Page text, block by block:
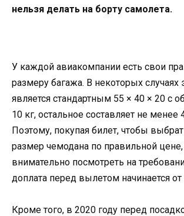
нельзя делать на борту самолета.
У каждой авиакомпании есть свои
размеру багажа. В некоторых случаях
является стандартным 55 × 40 × 20 с
10 кг, остальное составляет не менее
Поэтому, покупая билет, чтобы
размер чемодана по правильной
внимательно посмотреть на
доплата перед вылетом начинается
Кроме того, в 2020 году перед